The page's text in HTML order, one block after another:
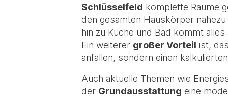
Schlüsselfeld komplette Räume
den gesamten Hauskörper
hin zu Küche und Bad kommt
Ein weiterer großer Vorteil ist,
anfallen, sondern einen
Auch aktuelle Themen wie
der Grundausstattung eine